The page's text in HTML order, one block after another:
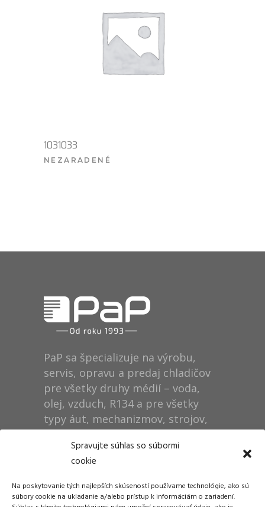
Spravujte súhlas so súbormi
cookie
Na poskytovanie tých najlepších skúseností používame technológie, ako sú
súbory cookie na ukladanie a/alebo prístup k informáciám o zariadení.
1031033
NEZARADENÉ
PaP sa špecializuje na výrobu,
servis, opravu a predaj chladičov
pre všetky druhy médií – voda,
olej, vzduch, R134 a pre všetky
typy áut, mechanizmov, strojov,
technológií, rušňov…
Dušan Pytel P a P